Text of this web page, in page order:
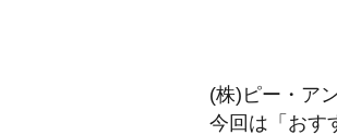
(株)ピー・ア
今回は「おす